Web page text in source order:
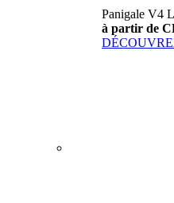
Panigale V4
à partir de